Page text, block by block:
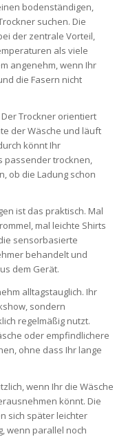
bodenständigen,
suchen. Die
der zentrale Vorteil,
als viele
angenehm, wenn Ihr
die Fasern nicht
Der Trockner orientiert
der Wäsche und läuft
könnt Ihr
passender trocknen,
ob die Ladung schon
ist das praktisch. Mal
mal leichte Shirts
sensorbasierte
behandelt und
dem Gerät.
alltagstauglich. Ihr
sondern
regelmäßig nutzt.
oder empfindlichere
ohne dass Ihr lange
wenn Ihr die Wäsche
könnt. Die
sich später leichter
wenn parallel noch